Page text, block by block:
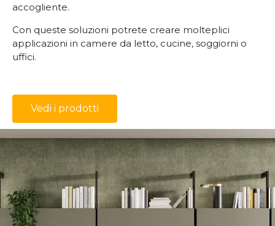
accogliente.
Con queste soluzioni potrete creare molteplici
applicazioni in camere da letto, cucine, soggiorni o
uffici.
Vedi i prodotti